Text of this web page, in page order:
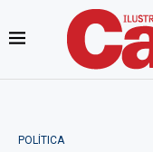
POLÍTICA